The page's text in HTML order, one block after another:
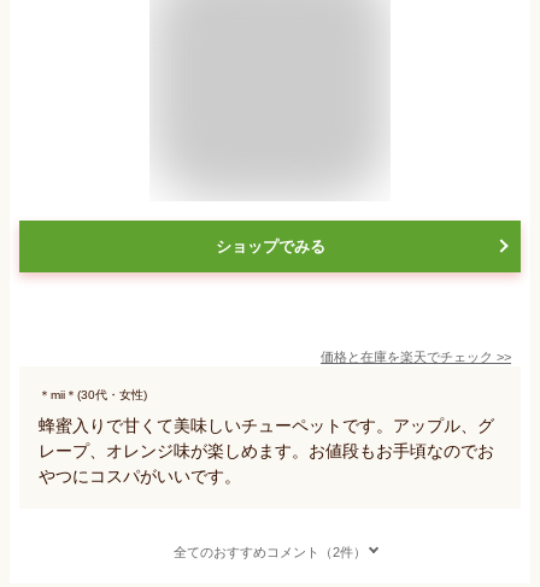
ショップでみる
価格と在庫を楽天でチェック >>
＊mii＊(30代・女性)
蜂蜜入りで甘くて美味しいチューペットです。アップル、グ
レープ、オレンジ味が楽しめます。お値段もお手頃なのでお
やつにコスパがいいです。
全てのおすすめコメント（2件）